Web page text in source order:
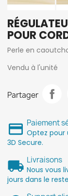
POUR
Perle en
Vendu à l'unité
Partager
Paiement
Optez pour
3D Secure.
Livraisons
Nous vous
jours dans le